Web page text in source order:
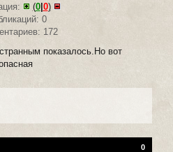
(0|0)
0
172
показалось.Но вот
0